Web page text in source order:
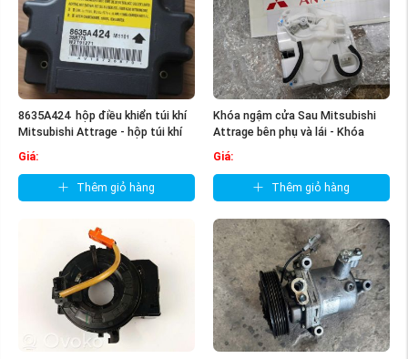
8635A424 hộp điều khiển túi khí
Mitsubishi Attrage - hộp túi khí
Giá:
Thêm giỏ hàng
Khóa ngậm cửa Sau Mitsubishi
Attrage bên phụ và lái - Khóa
Giá:
Thêm giỏ hàng